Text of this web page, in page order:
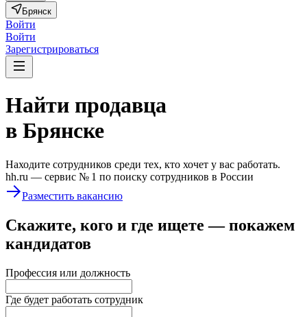
Брянск
Войти
Войти
Зарегистрироваться
Найти продавца
в Брянске
Находите сотрудников среди тех, кто хочет у вас работать.
hh.ru — сервис № 1 по поиску сотрудников в России
Разместить вакансию
Скажите, кого и где ищете — покажем
кандидатов
Профессия или должность
Где будет работать сотрудник